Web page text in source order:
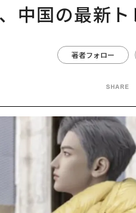
中国の最新ト
著者フォロー